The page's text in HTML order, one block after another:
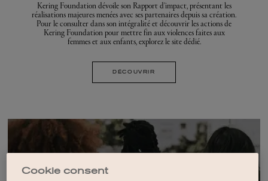
Kering Foundation dévoile son Rapport d'impact, présentant les
réalisations majeures menées avec ses partenaires depuis sa création.
Pour le consulter dans son intégralité et découvrir les actions de
Kering Foundation pour mettre fin aux violences faites aux
femmes et aux enfants, explorez le site dédié.
DÉCOUVRIR
Cookie consent